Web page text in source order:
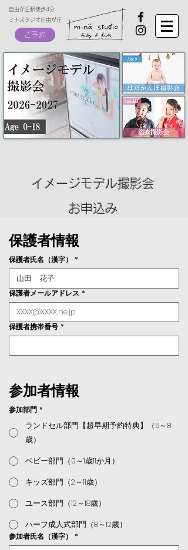
自由が丘駅徒歩4分
ミナスタジオ自由が丘
ご予約
イメージモデル撮影会
お申込み
保護者情報
保護者氏名（漢字） *
保護者メールアドレス *
保護者携帯番号 *
参加者情報
参加部門 *
ランドセル部門【超早期予約特典】（5～8
歳）
ベビー部門（0～1歳11か月）
キッズ部門（2～11歳）
ユース部門（12～18歳）
ハーフ成人式部門（8～12歳）
参加者氏名（漢字） *